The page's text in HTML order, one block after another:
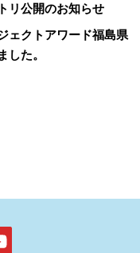
リ公開のお知らせ
ェクトアワード福島県
した。